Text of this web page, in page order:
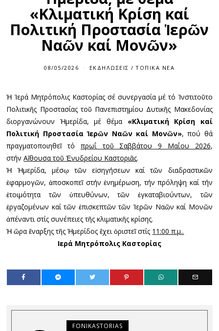
«Κλιματική Κρίση καί
Πολιτική Προστασία Ἱερῶν
Ναῶν καί Μονῶν»
08/05/2026 ΕΚΔΗΛΏΣΕΙΣ / ΤΟΠΙΚΆ ΝΈΑ
Ἡ Ἱερά Μητρόπολις Καστορίας σέ συνεργασία μέ τό Ἰνστιτοῦτο
Πολιτικῆς Προστασίας τοῦ Πανεπιστημίου Δυτικῆς Μακεδονίας
διοργανώνουν Ἡμερίδα, μέ θέμα «Κλιματική Κρίση καί
Πολιτική Προστασία Ἱερῶν Ναῶν καί Μονῶν», πού θά
πραγματοποιηθεῖ τό πρωΐ τοῦ Σαββάτου 9 Μαΐου 2026,
στήνΑἴθουσα τοῦ Ἐνυδρείου Καστοριᾶς.
Ἡ Ἡμερίδα, μέσῳ τῶν εἰσηγήσεων καί τῶν διαδραστικῶν
ἐφαρμογῶν, ἀποσκοπεῖ στήν ἐνημέρωση, τήν πρόληψη καί τήν
ἐτοιμότητα τῶν ὑπευθύνων, τῶν ἐγκαταβιούντων, τῶν
ἐργαζομένων καί τῶν ἐπισκεπτῶν τῶν Ἱερῶν Ναῶν καί Μονῶν
ἀπέναντι στίς συνέπειες τῆς κλιματικῆς κρίσης.
Ἡ ὥρα ἔναρξης τῆς Ἡμερίδος ἔχει ὁριστεῖ στίς 11:00 π.μ..
Ιερά Μητρόπολις Καστορίας
FONIKASTORIAS